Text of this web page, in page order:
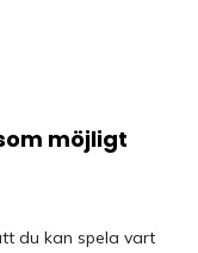
möjligt
du kan spela vart